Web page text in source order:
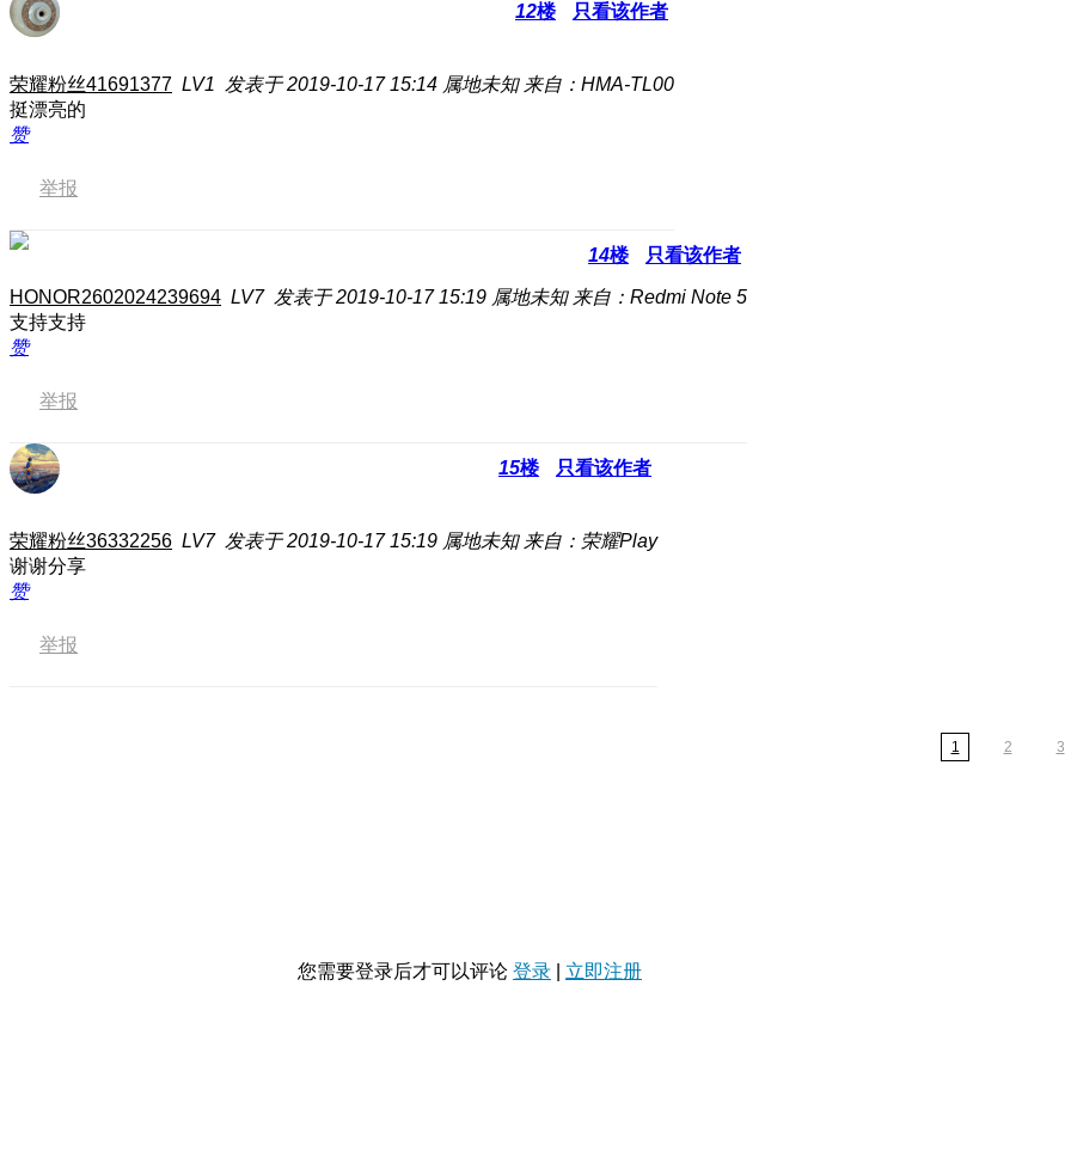
12楼 只看该作者
荣耀粉丝41691377 LV1 发表于 2019-10-17 15:14 属地未知 来自：HMA-TL00
挺漂亮的
赞
举报
14楼 只看该作者
HONOR2602024239694 LV7 发表于 2019-10-17 15:19 属地未知 来自：Redmi Note 5
支持支持
赞
举报
15楼 只看该作者
荣耀粉丝36332256 LV7 发表于 2019-10-17 15:19 属地未知 来自：荣耀Play
谢谢分享
赞
举报
1 2 3
您需要登录后才可以评论 登录 立即注册